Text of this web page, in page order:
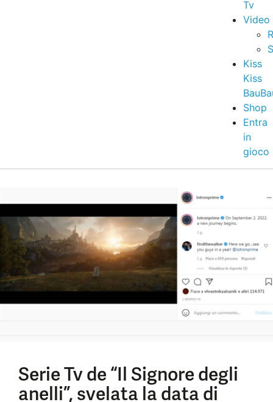
Tv
Video
Kiss
Kiss
Shop
Entra
in
gioco
Serie Tv de “Il Signore degli
anelli”, svelata la data di